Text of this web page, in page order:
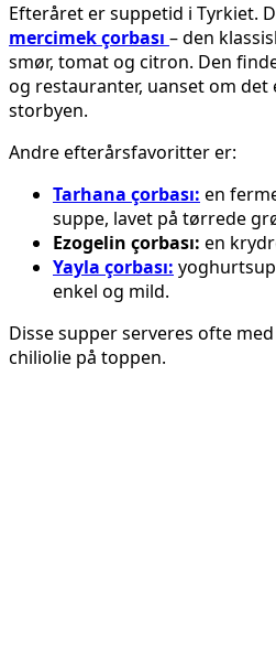
Efteråret er suppetid i Tyrkiet.
mercimek çorbası – den
smør, tomat og citron. Den
og restauranter, uanset om det
storbyen.
Andre efterårsfavoritter er:
Tarhana çorbası: en
suppe, lavet på tørrede
Ezogelin çorbası: en
Yayla çorbası:
enkel og mild.
Disse supper serveres ofte
chiliolie på toppen.